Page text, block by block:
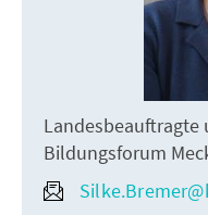
Landesbeauftragte
Bildungsforum